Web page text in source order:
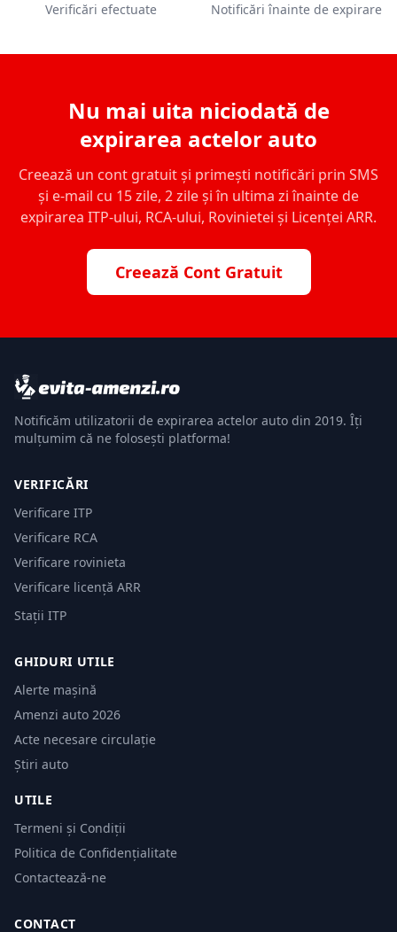
Verificări efectuate Notificări înainte de expirare
Nu mai uita niciodată de
expirarea actelor auto
Creează un cont gratuit și primești notificări prin SMS
și e-mail cu 15 zile, 2 zile și în ultima zi înainte de
expirarea ITP-ului, RCA-ului, Rovinietei și Licenței ARR.
Creează Cont Gratuit
Notificăm utilizatorii de expirarea actelor auto din 2019. Îți
mulțumim că ne folosești platforma!
VERIFICĂRI
Verificare ITP
Verificare RCA
Verificare rovinieta
Verificare licență ARR
Stații ITP
GHIDURI UTILE
Alerte mașină
Amenzi auto 2026
Acte necesare circulație
Știri auto
UTILE
Termeni și Condiții
Politica de Confidențialitate
Contactează-ne
CONTACT